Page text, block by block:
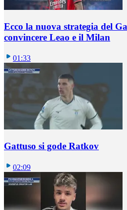
Ecco la nuova strategia del
convincere Leao e il Milan
01:33
Gattuso si gode Ratkov
02:09